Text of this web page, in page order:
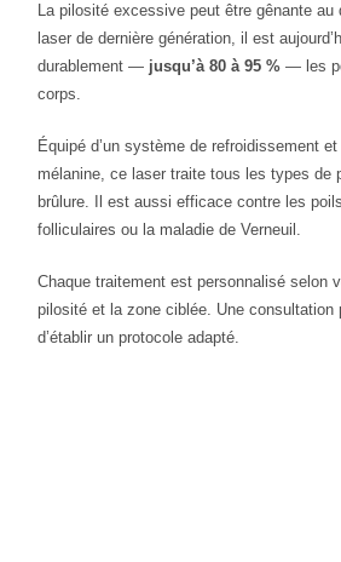
La pilosité excessive peut être gênante au
laser de dernière génération, il est
durablement — jusqu’à 80 à 95 %— les
corps.
Équipé d’un système de refroidissement et
mélanine, ce laser traite tous les types de
brûlure. Il est aussi efficace contre les
folliculaires ou la maladie de Verneuil.
Chaque traitement est personnalisé selon
pilosité et la zone ciblée. Une consultation
d’établir un protocole adapté.